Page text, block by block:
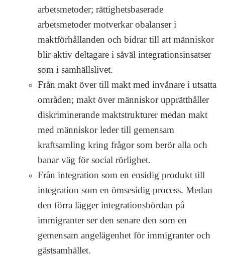
arbetsmetoder; rättighetsbaserade
arbetsmetoder motverkar obalanser i
maktförhållanden och bidrar till att människor
blir aktiv deltagare i såväl integrationsinsatser
som i samhällslivet.
Från makt över till makt med invånare i utsatta
områden; makt över människor upprätthåller
diskriminerande maktstrukturer medan makt
med människor leder till gemensam
kraftsamling kring frågor som berör alla och
banar väg för social rörlighet.
Från integration som en ensidig produkt till
integration som en ömsesidig process. Medan
den förra lägger integrationsbördan på
immigranter ser den senare den som en
gemensam angelägenhet för immigranter och
gästsamhället.